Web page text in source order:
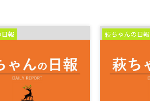
報 萩ちゃんの日報